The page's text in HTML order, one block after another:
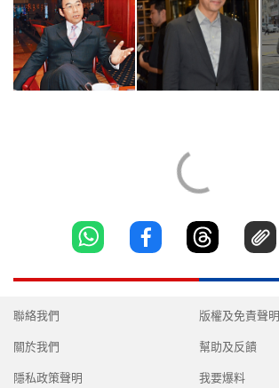
聯絡我們
關於我們
隱私政策聲明
版權及免責聲明
幫助及反饋
我要爆料